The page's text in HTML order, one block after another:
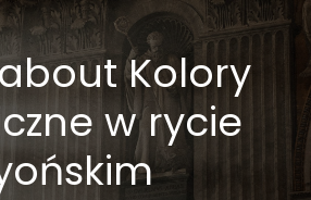
Kolory
w rycie